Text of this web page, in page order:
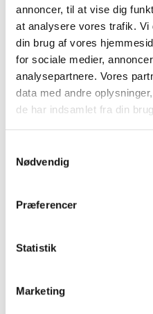
annoncer, til at vise dig
at analysere vores trafik. Vi
din brug af vores
for sociale medier,
analysepartnere. Vores
data med andre
de har indsamlet fra din
Nødvendig
Præferencer
Statistik
Marketing
Vi ønsker dog også at
arbejdspladser i NIC-
socialt ansvarligt og
fremtiden. Et vigtigt
leverandører er en
For at forbedre
ressourceforbruget
uafhængige partnere.